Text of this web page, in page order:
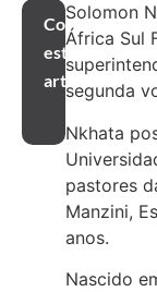
Compartilhar
este
artigo
Solomon
África Sul
segunda
Nkhata
pastores
Manzini,
anos.
Nascido